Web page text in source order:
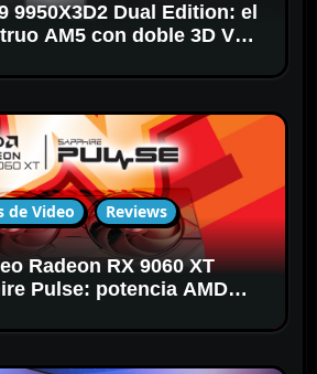
9950X3D2 Dual Edition: el
AM5 con doble 3D V-
de Video Reviews
Radeon RX 9060 XT
Pulse: potencia AMD